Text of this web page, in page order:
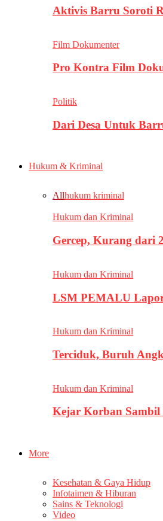
Aktivis Barru Soroti
Film Dokumenter
Pro Kontra Film
Politik
Dari Desa Untuk
Hukum & Kriminal
Allhukum kriminal
Hukum dan Kriminal
Gercep, Kurang dari
Hukum dan Kriminal
LSM PEMALU
Hukum dan Kriminal
Terciduk, Buruh
Hukum dan Kriminal
Kejar Korban Sambil
More
Kesehatan & Gaya Hidup
Infotaimen & Hiburan
Sains & Teknologi
Video